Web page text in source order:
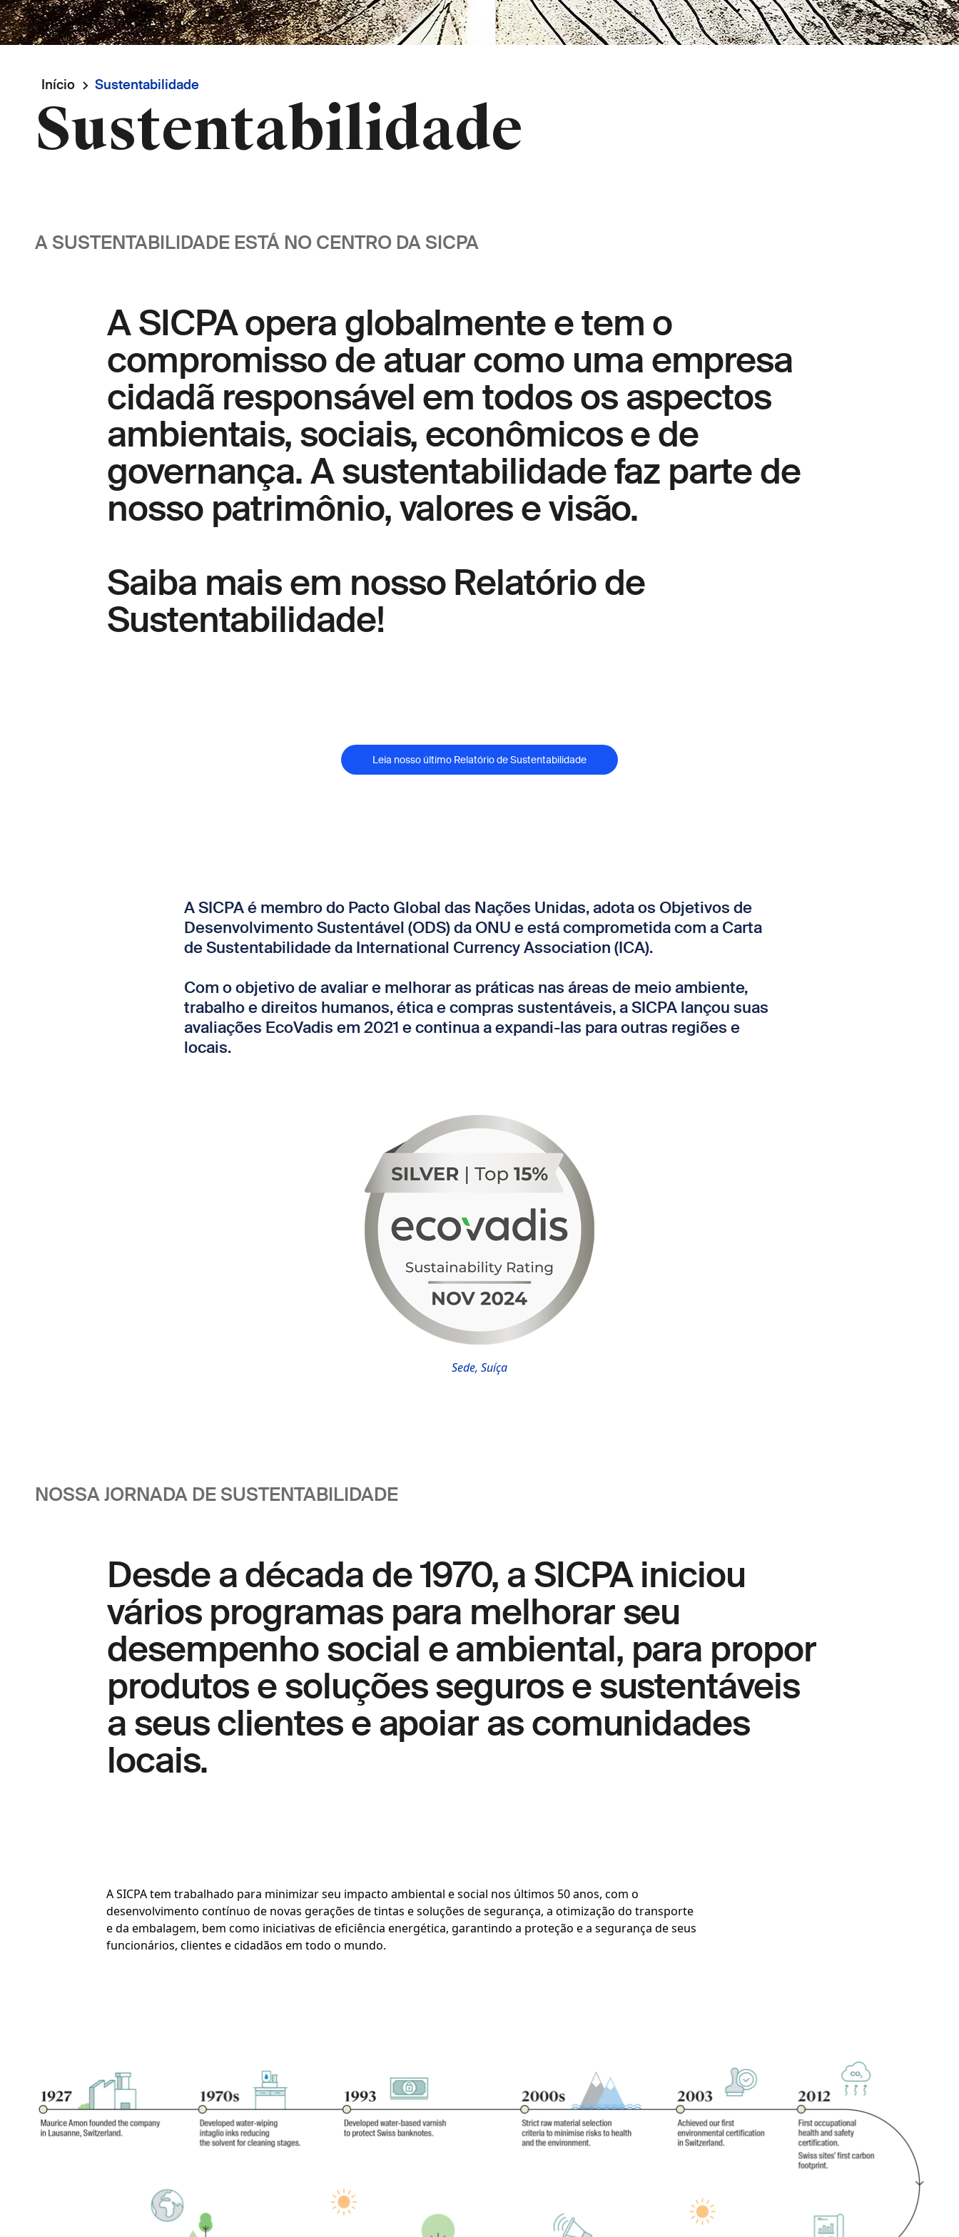
Navegação
estrutural
Início Sustentabilidade
Sustentabilidade
A SUSTENTABILIDADE ESTÁ NO CENTRO DA SICPA
A SICPA opera globalmente e tem o
compromisso de atuar como uma empresa
cidadã responsável em todos os aspectos
ambientais, sociais, econômicos e de
governança. A sustentabilidade faz parte de
nosso patrimônio, valores e visão.
Saiba mais em nosso Relatório de
Sustentabilidade!
Leia nosso último Relatório de Sustentabilidade
A SICPA é membro do Pacto Global das Nações Unidas, adota os Objetivos de
Desenvolvimento Sustentável (ODS) da ONU e está comprometida com a Carta
de Sustentabilidade da International Currency Association (ICA).
Com o objetivo de avaliar e melhorar as práticas nas áreas de meio ambiente,
trabalho e direitos humanos, ética e compras sustentáveis, a SICPA lançou suas
avaliações EcoVadis em 2021 e continua a expandi-las para outras regiões e
locais.
Sede, Suíça
NOSSA JORNADA DE SUSTENTABILIDADE
Desde a década de 1970, a SICPA iniciou
vários programas para melhorar seu
desempenho social e ambiental, para propor
produtos e soluções seguros e sustentáveis
a seus clientes e apoiar as comunidades
locais.
A SICPA tem trabalhado para minimizar seu impacto ambiental e social nos últimos 50 anos, com o
desenvolvimento contínuo de novas gerações de tintas e soluções de segurança, a otimização do transporte
e da embalagem, bem como iniciativas de eficiência energética, garantindo a proteção e a segurança de seus
funcionários, clientes e cidadãos em todo o mundo.